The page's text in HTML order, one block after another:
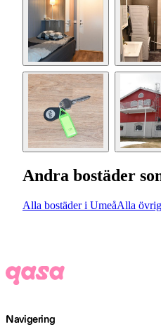
Andra bostäder
Alla bostäder i UmeåAlla
Navigering